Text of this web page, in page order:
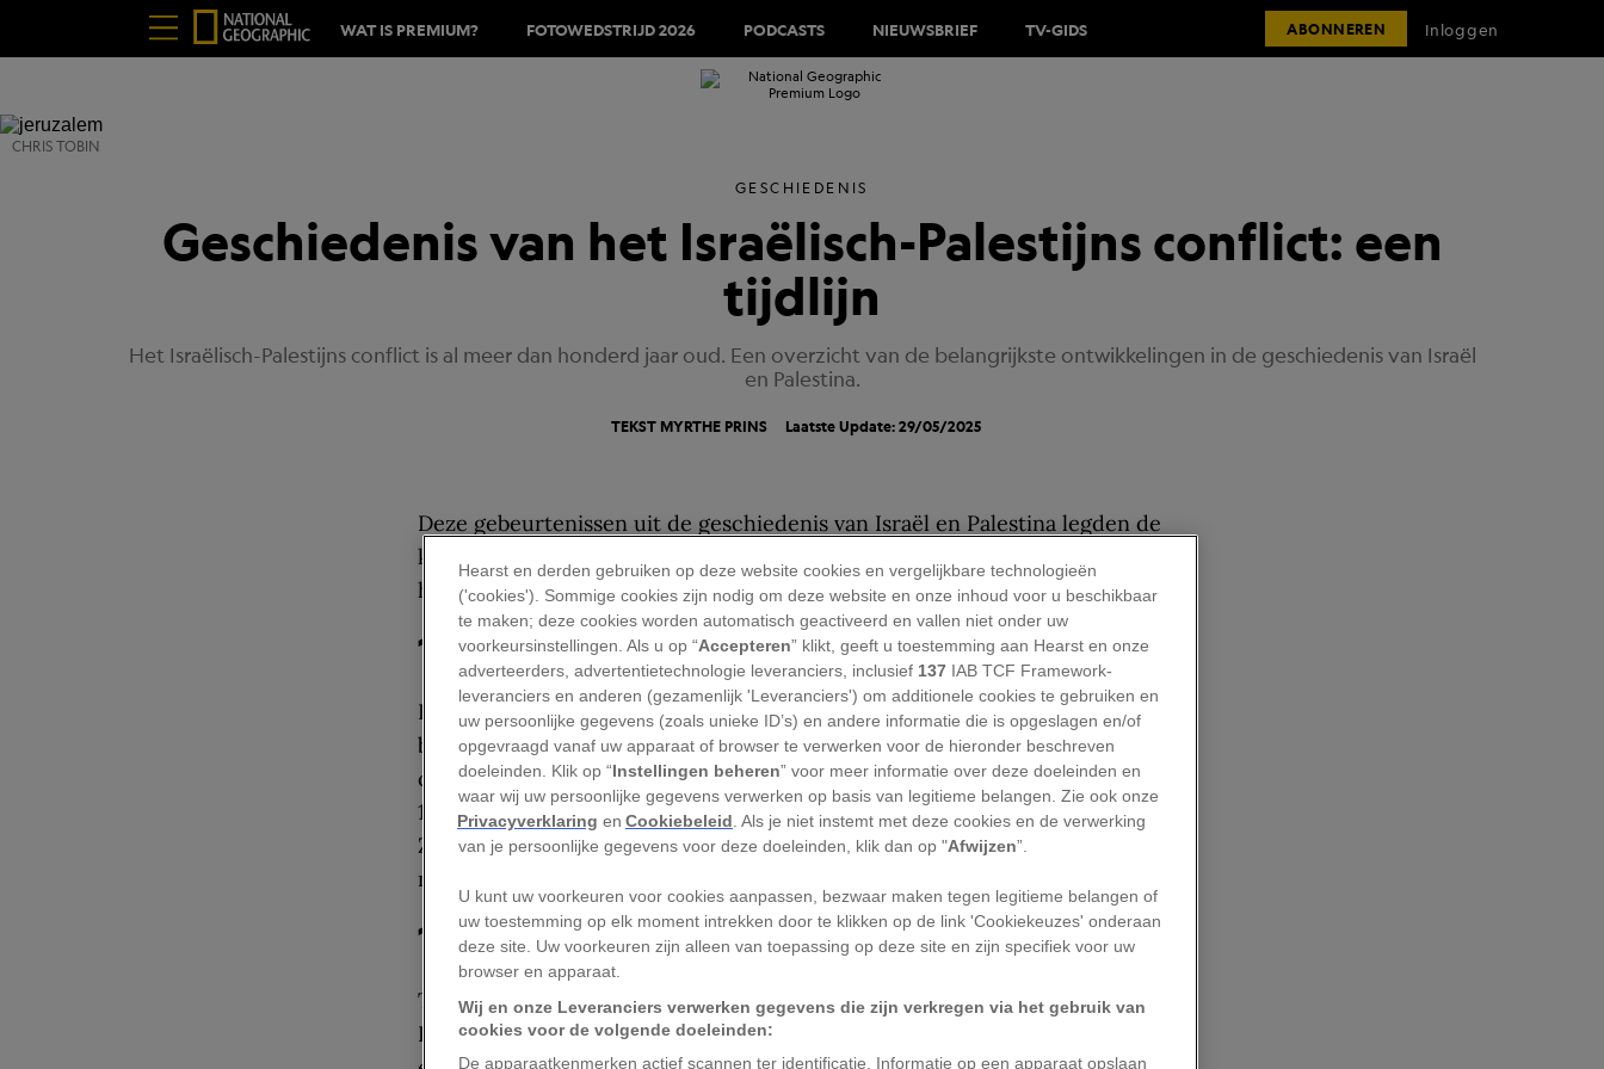
WAT IS PREMIUM? FOTOWEDSTRIJD 2026 PODCASTS NIEUWSBRIEF TV-GIDS ABONNEREN Inloggen
CHRIS TOBIN
GESCHIEDENIS
Geschiedenis van het Israëlisch-Palestijns conflict: een
tijdlijn
Het Israëlisch-Palestijns conflict is al meer dan honderd jaar oud. Een overzicht van de belangrijkste ontwikkelingen in de geschiedenis van Israël
en Palestina.
TEKST MYRTHE PRINS Laatste Update: 29/05/2025
Deze gebeurtenissen uit de geschiedenis van Israël en Palestina legden de
kiem voor de oorlog en genocide die nu in Gaza plaatsvindt. Een tijdlijn van
het Israëlisch-Palestijnse conflict.
1897: Het eerste Zionistische Congres
In de late negentiende eeuw wint het zionisme, een nationalistische
beweging en ideologie die pleit voor een Joods thuisland, aan populariteit
onder Europese Joden. In augustus 1897 organiseert Theodor Herzl (1860-
1904), de grondlegger van de zionistische beweging, in Basel het eerste
Zionistische Congres. Hier al wordt Palestina genoemd als een van de
mogelijke locaties voor de gedroomde Joodse staat.
1914-1918: Eerste Wereldoorlog
Tijdens de Eerste Wereldoorlog staat het Ottomaanse Rijk, aan de kant van
Duitsland en Oostenrijk-Hongarije, tegenover onder meer Groot-Brittannië
Hearst en derden gebruiken op deze website cookies en vergelijkbare technologieën
('cookies'). Sommige cookies zijn nodig om deze website en onze inhoud voor u beschikbaar
te maken; deze cookies worden automatisch geactiveerd en vallen niet onder uw
voorkeursinstellingen. Als u op “Accepteren” klikt, geeft u toestemming aan Hearst en onze
adverteerders, advertentietechnologie leveranciers, inclusief 137 IAB TCF Framework-
leveranciers en anderen (gezamenlijk 'Leveranciers') om additionele cookies te gebruiken en
uw persoonlijke gegevens (zoals unieke ID’s) en andere informatie die is opgeslagen en/of
opgevraagd vanaf uw apparaat of browser te verwerken voor de hieronder beschreven
doeleinden. Klik op “Instellingen beheren” voor meer informatie over deze doeleinden en
waar wij uw persoonlijke gegevens verwerken op basis van legitieme belangen. Zie ook onze
Privacyverklaring enCookiebeleid . Als je niet instemt met deze cookies en de verwerking
van je persoonlijke gegevens voor deze doeleinden, klik dan op "Afwijzen”.
U kunt uw voorkeuren voor cookies aanpassen, bezwaar maken tegen legitieme belangen of
uw toestemming op elk moment intrekken door te klikken op de link 'Cookiekeuzes' onderaan
deze site. Uw voorkeuren zijn alleen van toepassing op deze site en zijn specifiek voor uw
browser en apparaat.
Wij en onze Leveranciers verwerken gegevens die zijn verkregen via het gebruik van
cookies voor de volgende doeleinden:
De apparaatkenmerken actief scannen ter identificatie. Informatie op een apparaat opslaan